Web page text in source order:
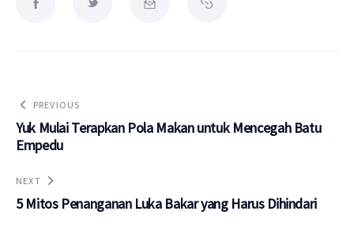
PREVIOUS
Yuk Mulai Terapkan Pola Makan untuk Mencegah Batu
Empedu
NEXT
5 Mitos Penanganan Luka Bakar yang Harus Dihindari